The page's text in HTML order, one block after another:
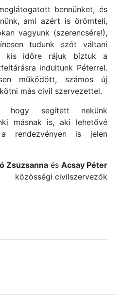
bennünket, és
ami azért is örömteli,
vagyunk (szerencsére!),
tudunk szót váltani
kis időre rájuk bíztuk a
indultunk Péterrel.
működött, számos új
más civil szervezettel.
hogy segített nekünk
másnak is, aki lehetővé
rendezvényen is jelen
Zsuzsanna és Acsay Péter
közösségi civilszervezők